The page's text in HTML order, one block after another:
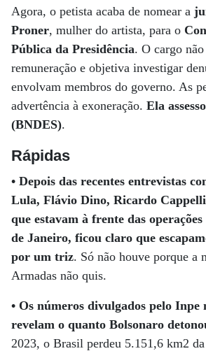
Agora, o petista acaba de nomear a
Proner, mulher do artista, para o
Pública da Presidência. O cargo
remuneração e objetiva investigar
envolvam membros do governo. As
advertência à exoneração. Ela
(BNDES).
Rápidas
• Depois das recentes entrevistas
Lula, Flávio Dino, Ricardo
que estavam à frente das
de Janeiro, ficou claro que
por um triz. Só não houve porque a
Armadas não quis.
• Os números divulgados pelo Inpe
revelam o quanto Bolsonaro
2023, o Brasil perdeu 5.151,6 km2